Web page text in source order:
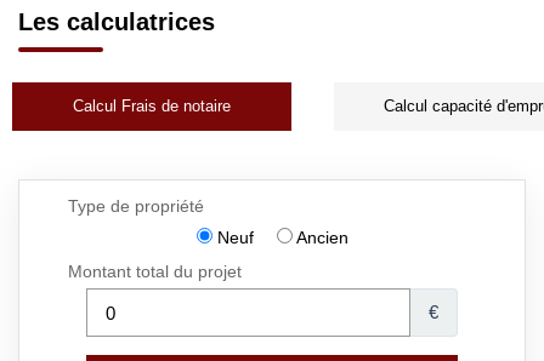
Les calculatrices
Calcul Frais de notaire Calcul capacité